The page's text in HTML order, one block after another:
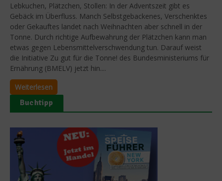
Lebkuchen, Plätzchen, Stollen: In der Adventszeit gibt es
Gebäck im Überfluss. Manch Selbstgebackenes, Verschenktes
oder Gekauftes landet nach Weihnachten aber schnell in der
Tonne. Durch richtige Aufbewahrung der Plätzchen kann man
etwas gegen Lebensmittelverschwendung tun. Darauf weist
die Initiative Zu gut für die Tonne! des Bundesministeriums für
Ernährung (BMELV) jetzt hin....
Weiterlesen
Buchtipp